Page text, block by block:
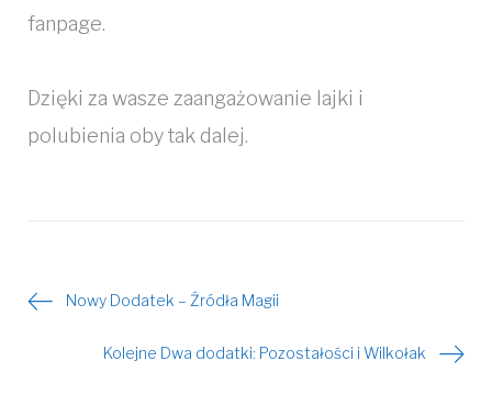
fanpage.
Dzięki za wasze zaangażowanie lajki i
polubienia oby tak dalej.
Nawigacja
wpisu
Nowy Dodatek – Źródła Magii
Kolejne Dwa dodatki: Pozostałości i Wilkołak